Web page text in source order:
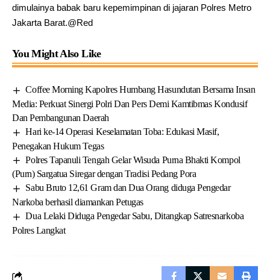
dimulainya babak baru kepemimpinan di jajaran Polres Metro
Jakarta Barat.@Red
You Might Also Like
Coffee Morning Kapolres Humbang Hasundutan Bersama Insan
Media: Perkuat Sinergi Polri Dan Pers Demi Kamtibmas Kondusif
Dan Pembangunan Daerah
Hari ke-14 Operasi Keselamatan Toba: Edukasi Masif,
Penegakan Hukum Tegas
Polres Tapanuli Tengah Gelar Wisuda Purna Bhakti Kompol
(Purn) Sargatua Siregar dengan Tradisi Pedang Pora
Sabu Bruto 12,61 Gram dan Dua Orang diduga Pengedar
Narkoba berhasil diamankan Petugas
Dua Lelaki Diduga Pengedar Sabu, Ditangkap Satresnarkoba
Polres Langkat